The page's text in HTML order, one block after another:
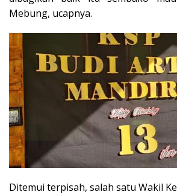
Mebung, ucapnya.
Ditemui terpisah, salah satu Wakil